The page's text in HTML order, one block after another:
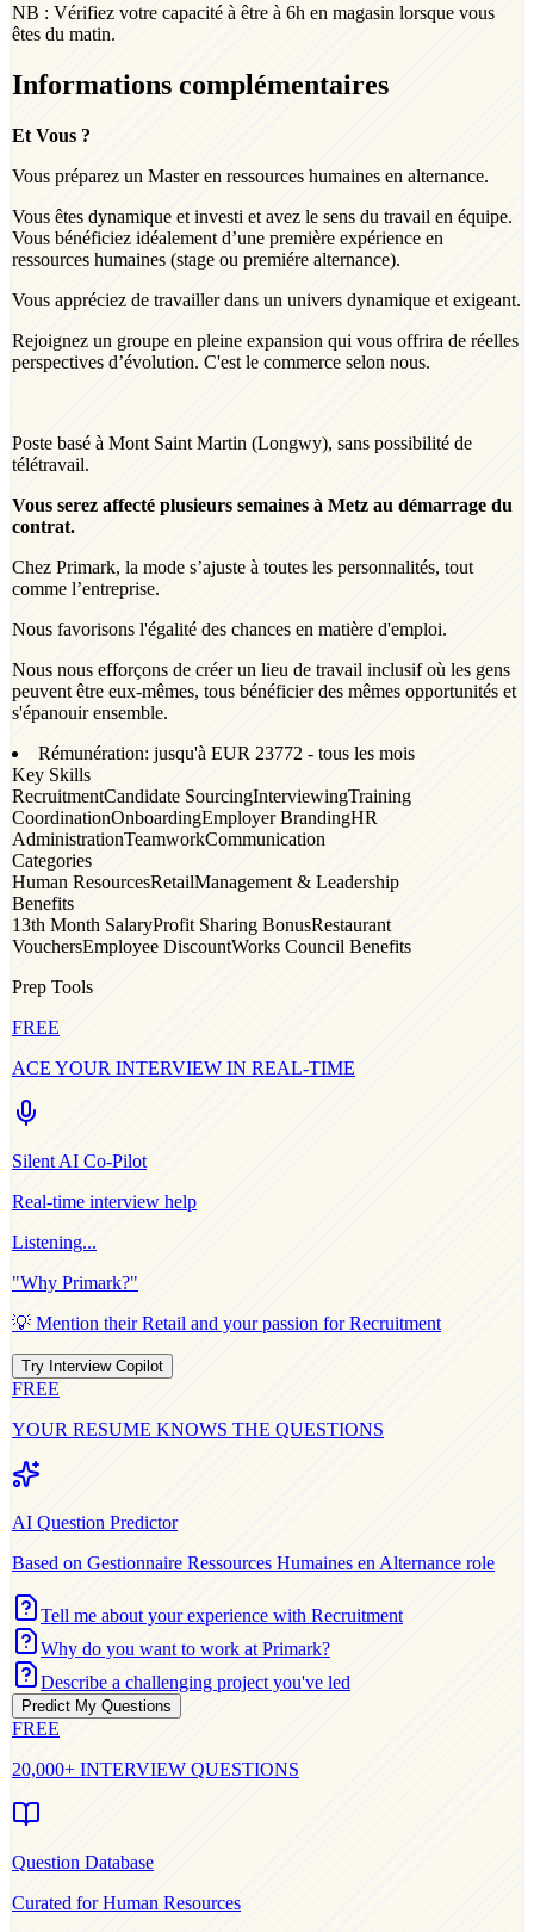
NB : Vérifiez votre capacité à être à 6h en magasin lorsque vous
êtes du matin.
Informations complémentaires
Et Vous ?
Vous préparez un Master en ressources humaines en alternance.
Vous êtes dynamique et investi et avez le sens du travail en équipe.
Vous bénéficiez idéalement d’une première expérience en
ressources humaines (stage ou premiére alternance).
Vous appréciez de travailler dans un univers dynamique et exigeant.
Rejoignez un groupe en pleine expansion qui vous offrira de réelles
perspectives d’évolution. C'est le commerce selon nous.
Poste basé à Mont Saint Martin (Longwy), sans possibilité de
télétravail.
Vous serez affecté plusieurs semaines à Metz au démarrage du
contrat.
Chez Primark, la mode s’ajuste à toutes les personnalités, tout
comme l’entreprise.
Nous favorisons l'égalité des chances en matière d'emploi.
Nous nous efforçons de créer un lieu de travail inclusif où les gens
peuvent être eux-mêmes, tous bénéficier des mêmes opportunités et
s'épanouir ensemble.
Rémunération: jusqu'à EUR 23772 - tous les mois
Key Skills
RecruitmentCandidate SourcingInterviewingTraining
CoordinationOnboardingEmployer BrandingHR
AdministrationTeamworkCommunication
Categories
Human ResourcesRetailManagement & Leadership
Benefits
13th Month SalaryProfit Sharing BonusRestaurant
VouchersEmployee DiscountWorks Council Benefits
Prep Tools
FREE
ACE YOUR INTERVIEW IN REAL-TIME
Silent AI Co-Pilot
Real-time interview help
Listening...
"Why Primark?"
💡 Mention their Retail and your passion forRecruitment
Try Interview Copilot
FREE
YOUR RESUME KNOWS THE QUESTIONS
AI Question Predictor
Based on Gestionnaire Ressources Humaines en Alternance role
Tell me about your experience with Recruitment
Why do you want to work at Primark?
Describe a challenging project you've led
Predict My Questions
FREE
20,000+ INTERVIEW QUESTIONS
Question Database
Curated forHuman Resources